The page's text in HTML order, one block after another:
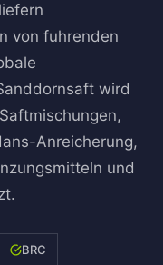
von fuhrenden
wird
Anreicherung,
und
BRC